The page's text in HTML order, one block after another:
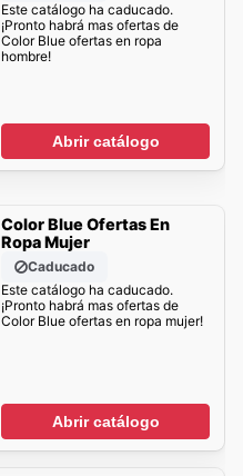
Este catálogo ha caducado.
¡Pronto habrá mas ofertas de
Color Blue ofertas en ropa
hombre!
Abrir catálogo
Color Blue Ofertas En
Ropa Mujer
Caducado
Este catálogo ha caducado.
¡Pronto habrá mas ofertas de
Color Blue ofertas en ropa mujer!
Abrir catálogo